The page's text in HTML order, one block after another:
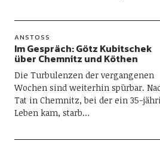
ANSTOSS
Im Gespräch: Götz Kubitschek
über Chemnitz und Köthen
Die Turbulenzen der vergangenen
Wochen sind weiterhin spürbar.
Tat in Chemnitz, bei der ein 35-
Leben kam, starb…